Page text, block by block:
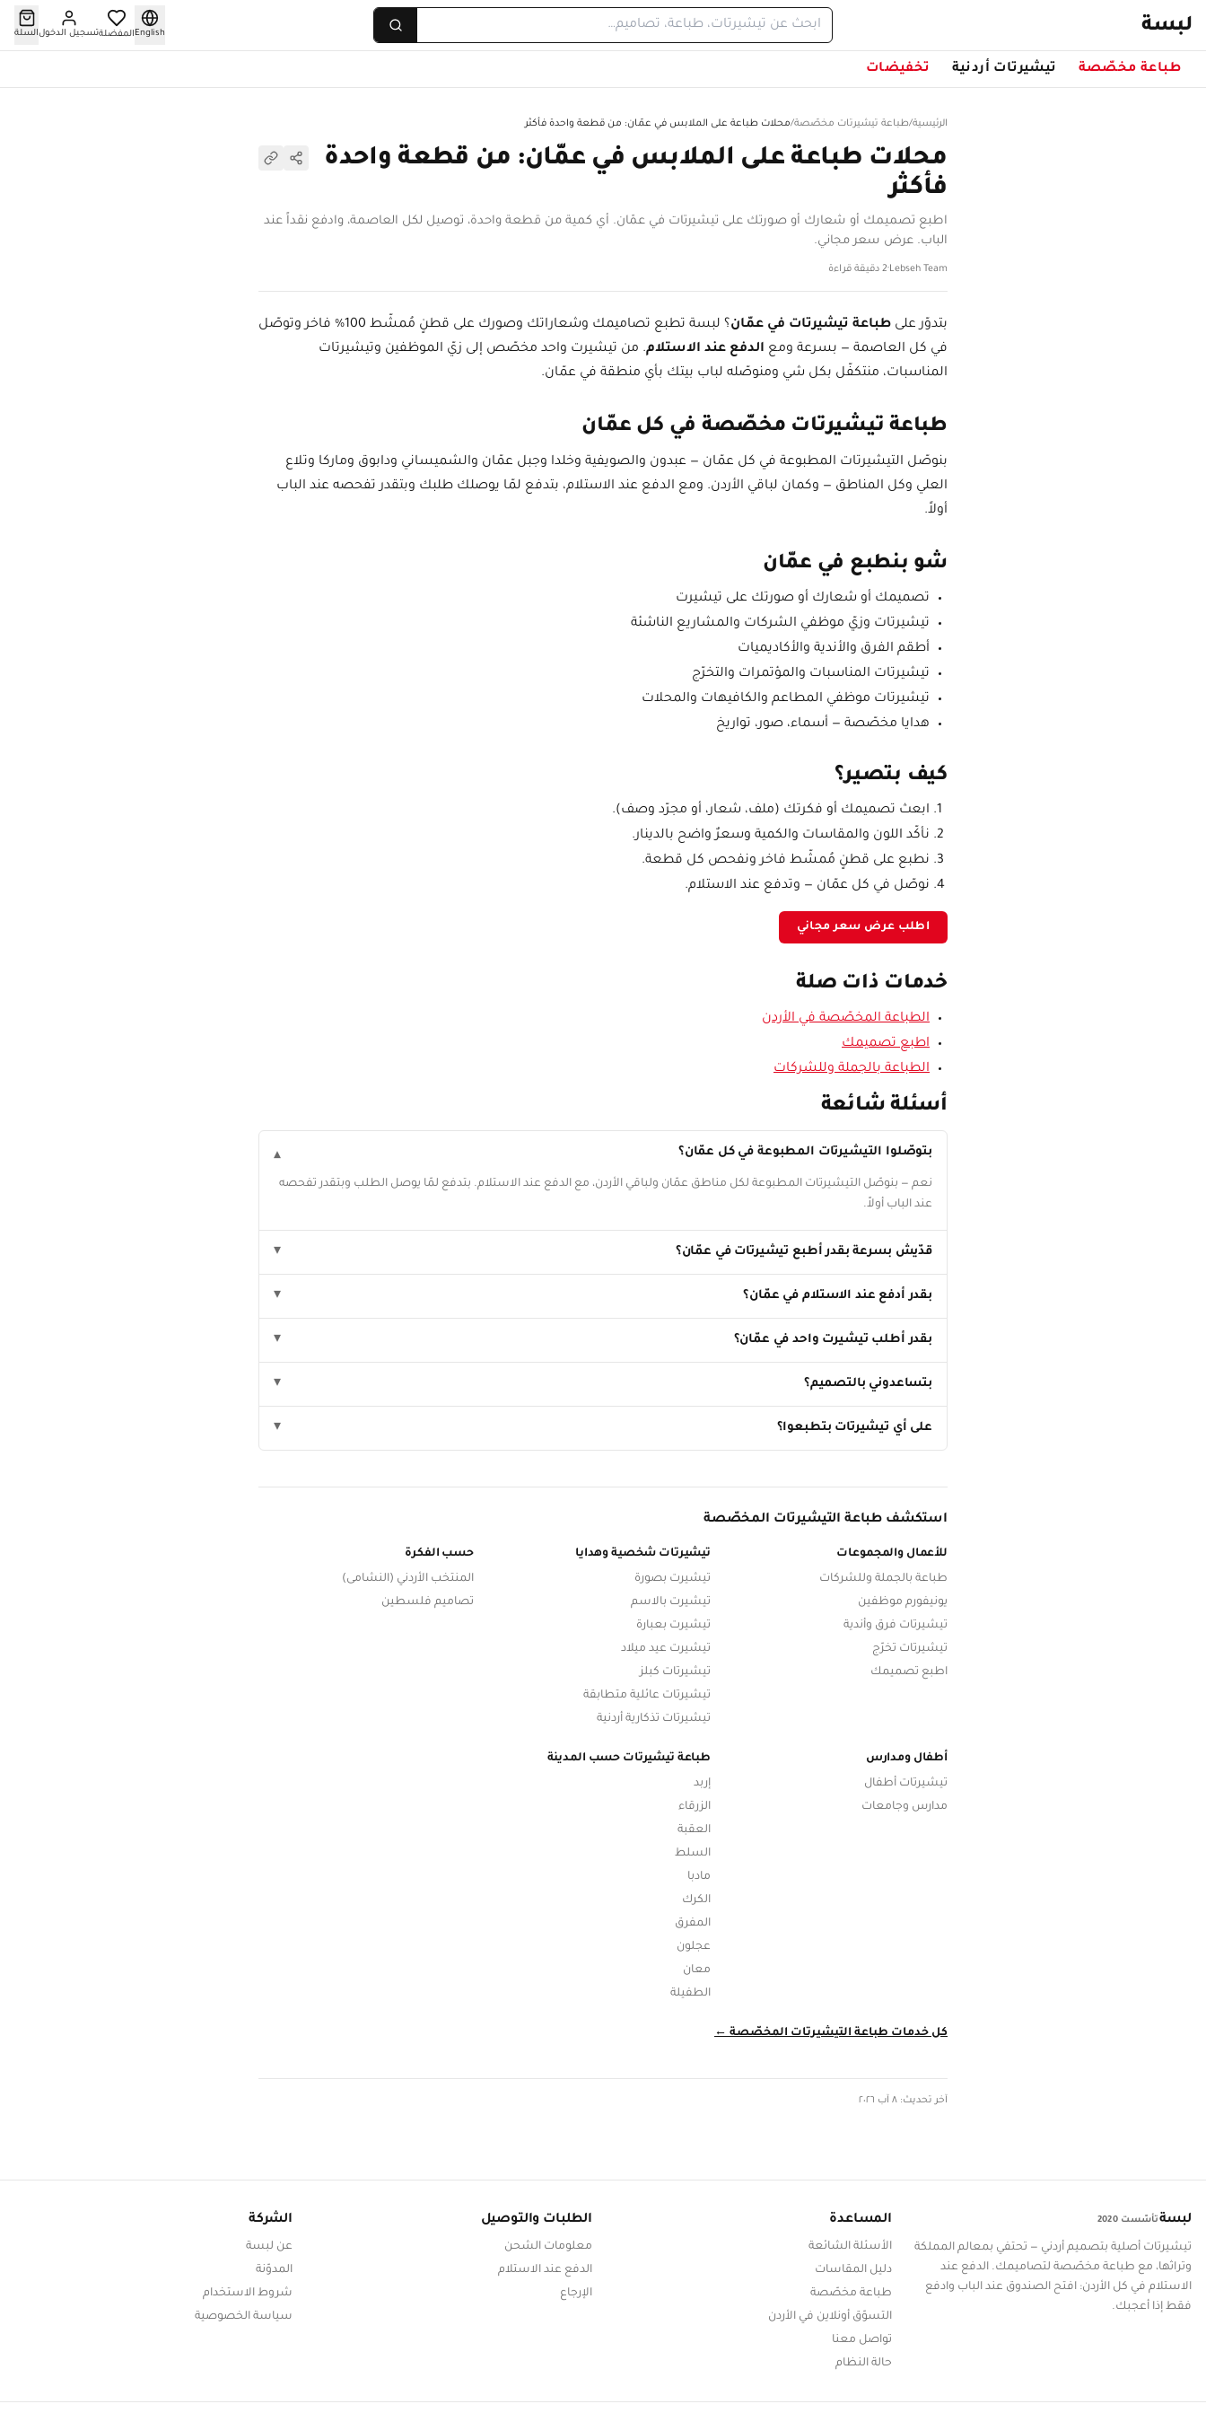
لبسة Englishالمفضلةتسجيل الدخولالسلة
طباعة مخصّصة تيشيرتات أردنية تخفيضات
الرئيسية/طباعة تيشيرتات مخصّصة/محلات طباعة على الملابس في عمّان: من قطعة واحدة فأكثر
محلات طباعة على الملابس في عمّان: من قطعة واحدة
فأكثر
اطبع تصميمك أو شعارك أو صورتك على تيشيرتات في عمّان. أي كمية من قطعة واحدة، توصيل لكل العاصمة، وادفع نقداً عند
الباب. عرض سعر مجاني.
Lebseh Team
·2 دقيقة قراءة
بتدوّر على طباعة تيشيرتات في عمّان
؟ لبسة تطبع تصاميمك وشعاراتك وصورك على قطنٍ مُمشّط 100% فاخر وتوصّل
في كل العاصمة — بسرعة ومع الدفع عند الاستلام. من تيشيرت واحد مخصّص إلى زيّ الموظفين وتيشيرتات
المناسبات، منتكفّل بكل شي ومنوصّله لباب بيتك بأي منطقة في عمّان.
طباعة تيشيرتات مخصّصة في كل عمّان
بنوصّل التيشيرتات المطبوعة في كل عمّان — عبدون والصويفية وخلدا وجبل عمّان والشميساني ودابوق وماركا وتلاع
العلي وكل المناطق — وكمان لباقي الأردن. ومع الدفع عند الاستلام، بتدفع لمّا يوصلك طلبك وبتقدر تفحصه عند الباب
أولاً.
شو بنطبع في عمّان
تصميمك أو شعارك أو صورتك على تيشيرت
تيشيرتات وزيّ موظفي الشركات والمشاريع الناشئة
أطقم الفرق والأندية والأكاديميات
تيشيرتات المناسبات والمؤتمرات والتخرّج
تيشيرتات موظفي المطاعم والكافيهات والمحلات
هدايا مخصّصة — أسماء، صور، تواريخ
كيف بتصير؟
ابعث تصميمك أو فكرتك (ملف، شعار، أو مجرّد وصف).
نأكّد اللون والمقاسات والكمية وسعرٌ واضح بالدينار.
نطبع على قطنٍ مُمشّط فاخر ونفحص كل قطعة.
نوصّل في كل عمّان — وتدفع عند الاستلام.
اطلب عرض سعر مجاني
خدمات ذات صلة
الطباعة المخصّصة في الأردن
اطبع تصميمك
الطباعة بالجملة وللشركات
أسئلة شائعة
بتوصّلوا التيشيرتات المطبوعة في كل عمّان؟ ▾
نعم — بنوصّل التيشيرتات المطبوعة لكل مناطق عمّان ولباقي الأردن، مع الدفع عند الاستلام. بتدفع لمّا يوصل الطلب وبتقدر تفحصه
عند الباب أولاً.
قدّيش بسرعة بقدر أطبع تيشيرتات في عمّان؟ ▾
بقدر أدفع عند الاستلام في عمّان؟ ▾
بقدر أطلب تيشيرت واحد في عمّان؟ ▾
بتساعدوني بالتصميم؟ ▾
على أي تيشيرتات بتطبعوا؟ ▾
استكشف طباعة التيشيرتات المخصّصة
للأعمال والمجموعات
طباعة بالجملة وللشركات
يونيفورم موظفين
تيشيرتات فرق وأندية
تيشيرتات تخرّج
اطبع تصميمك
تيشيرتات شخصية وهدايا
تيشيرت بصورة
تيشيرت بالاسم
تيشيرت بعبارة
تيشيرت عيد ميلاد
تيشيرتات كبلز
تيشيرتات عائلية متطابقة
تيشيرتات تذكارية أردنية
حسب الفكرة
المنتخب الأردني (النشامى)
تصاميم فلسطين
أطفال ومدارس
تيشيرتات أطفال
مدارس وجامعات
طباعة تيشيرتات حسب المدينة
إربد
الزرقاء
العقبة
السلط
مادبا
الكرك
المفرق
عجلون
معان
الطفيلة
كل خدمات طباعة التيشيرتات المخصّصة ←
آخر تحديث: ٨ آب ٢٠٢٦
لبسةتأسّست 2020
تيشيرتات أصلية بتصميم أردني — تحتفي بمعالم المملكة
وتراثها، مع طباعة مخصّصة لتصاميمك. الدفع عند
الاستلام في كل الأردن: افتح الصندوق عند الباب وادفع
فقط إذا أعجبك.
المساعدة
الأسئلة الشائعة
دليل المقاسات
طباعة مخصّصة
التسوّق أونلاين في الأردن
تواصل معنا
حالة النظام
الطلبات والتوصيل
معلومات الشحن
الدفع عند الاستلام
الإرجاع
الشركة
عن لبسة
المدوّنة
شروط الاستخدام
سياسة الخصوصية